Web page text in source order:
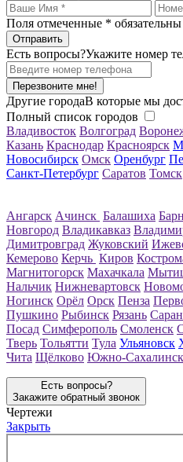
Поля отмеченные *
Есть вопросы?Укажите номер
Перезвоните мне!
Другие городаВ которые мы
Полный список городов
Владивосток Волгоград
Казань Краснодар Красноярск
Новосибирск Омск Оренбург
Санкт-Петербург Саратов Томск
Ангарск Ачинск Балашиха
Новгород Владикавказ
Димитровград Жуковский
Кемерово Керчь Киров
Магнитогорск Махачкала
Нальчик Нижневартовск
Ногинск Орёл Орск Пенза
Пушкино Рыбинск Рязань
Посад Симферополь Смоленск
Тверь Тольятти Тула Ульяновск
Чита Щёлково Южно-Сахалинск
Есть вопросы?
Закажите обратный звонок
Чертежи
Закрыть